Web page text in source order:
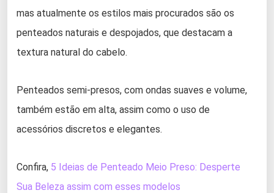
mas atualmente os estilos mais procurados são os
penteados naturais e despojados, que destacam a
textura natural do cabelo.
Penteados semi-presos, com ondas suaves e volume,
também estão em alta, assim como o uso de
acessórios discretos e elegantes.
Confira, 5 Ideias de Penteado Meio Preso: Desperte
Sua Beleza assim com esses modelos